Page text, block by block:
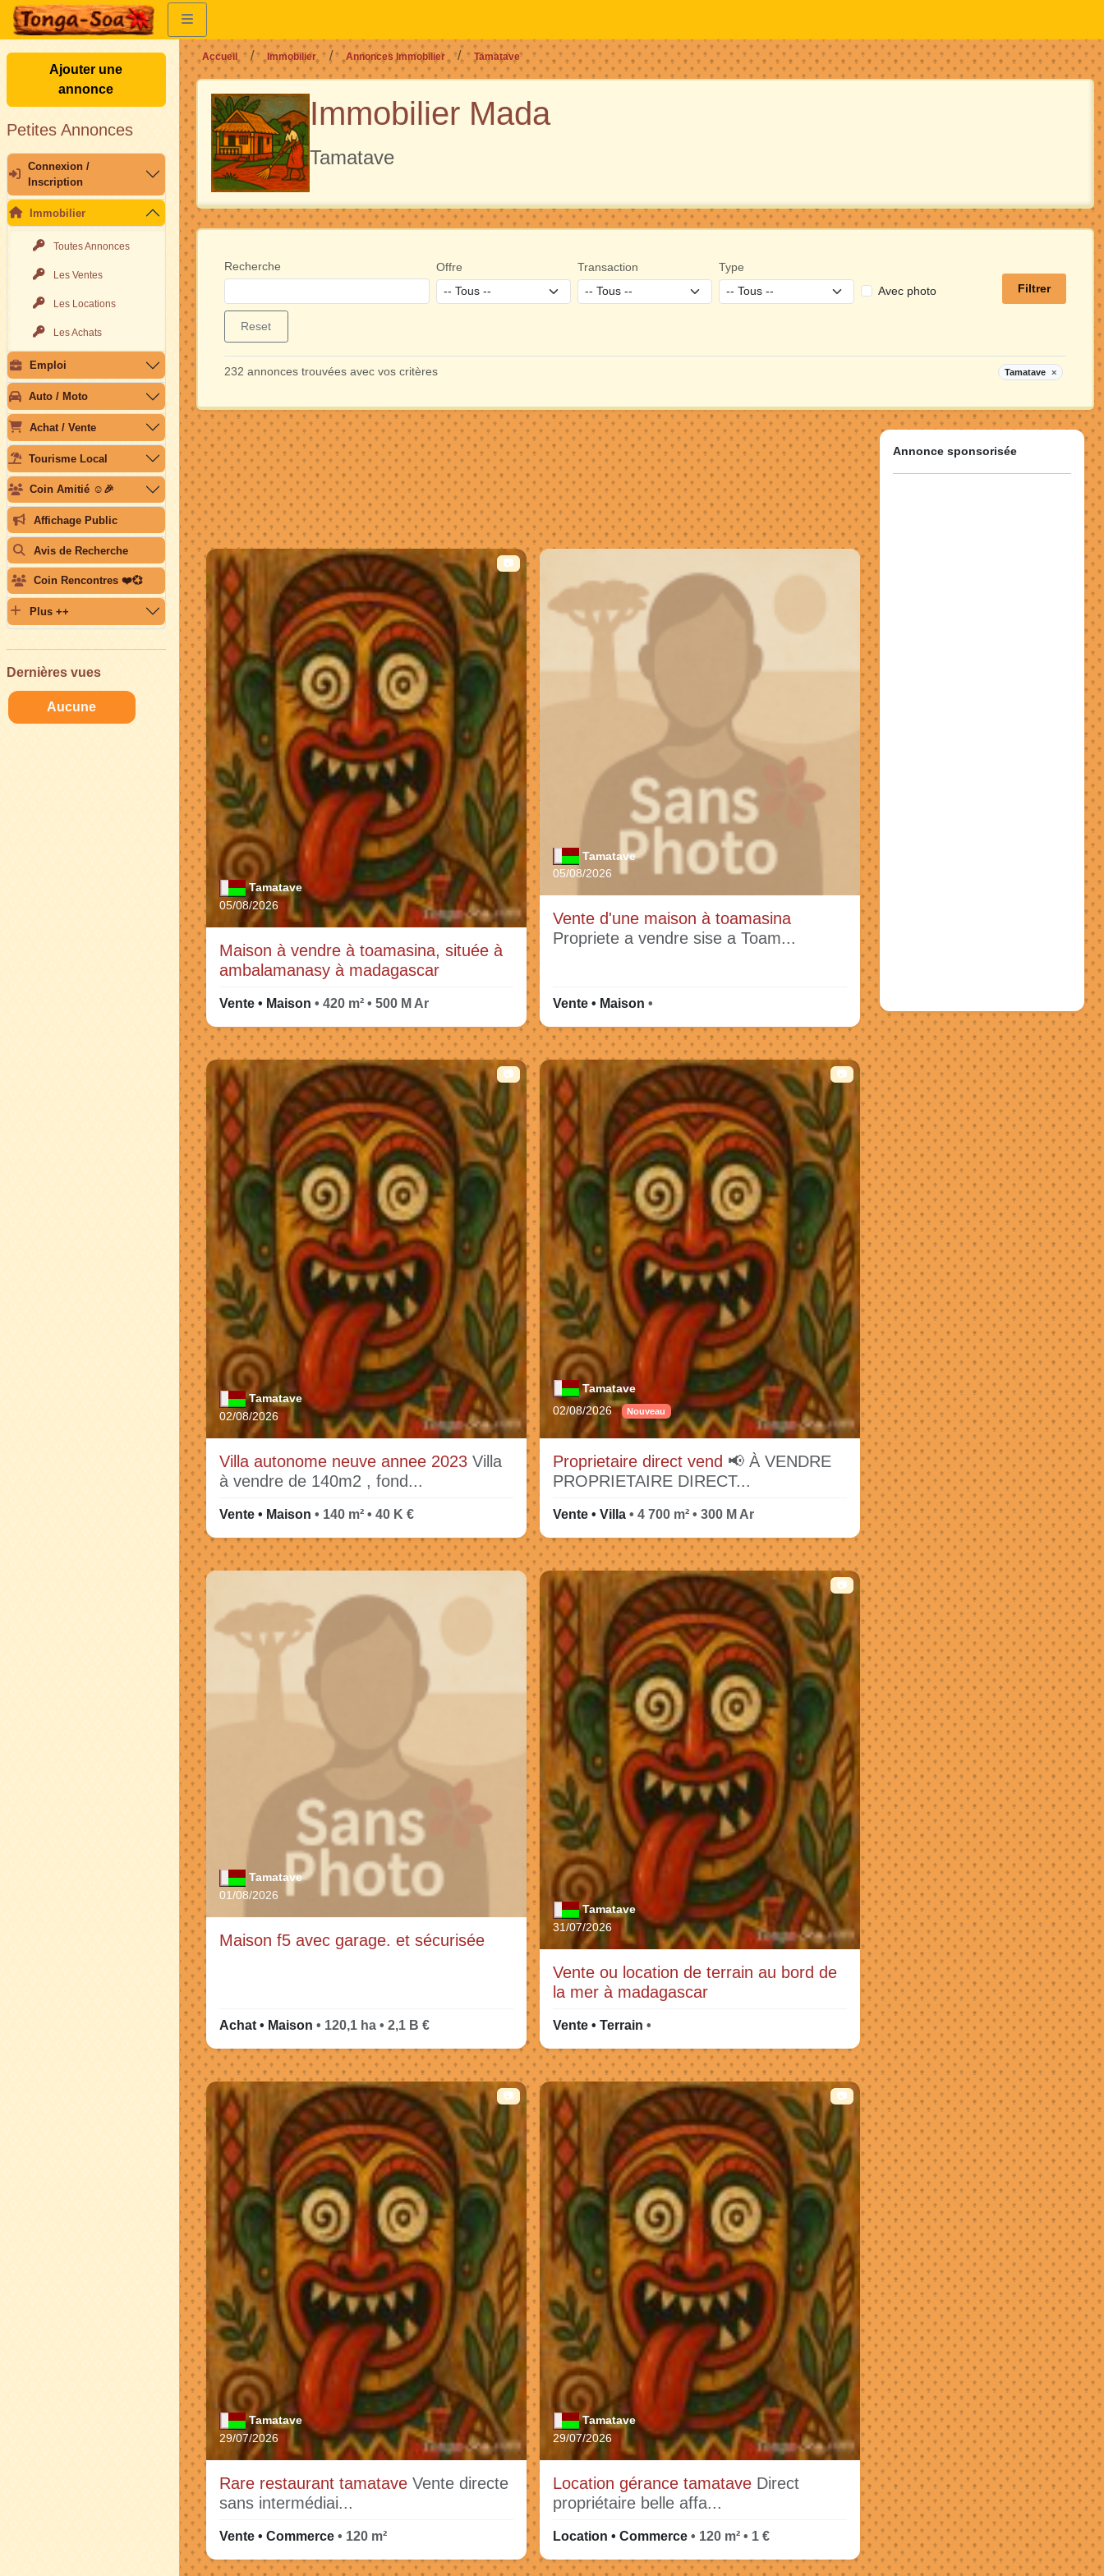
Ajouter une
annonce
Petites Annonces
Connexion /
Inscription
Immobilier
Toutes Annonces
Les Ventes
Les Locations
Les Achats
Emploi
Auto / Moto
Achat / Vente
Tourisme Local
Coin Amitié ☺️🎉
Affichage Public
Avis de Recherche
Coin Rencontres ❤️💞
Plus ++
Dernières vues
Aucune
Accueil Immobilier Annonces Immobilier Tamatave
Immobilier Mada
Tamatave
Recherche Offre Transaction
Type
Avec photo
Filtrer
Reset
232 annonces trouvées avec vos critères Tamatave ×
Tamatave
05/08/2026
📷
Maison à vendre à toamasina, située à
ambalamanasy à madagascar
Vente • Maison • 420 m² • 500 M Ar
Tamatave
05/08/2026
Vente d'une maison à toamasina
Propriete a vendre sise a Toam...
Vente • Maison •
Tamatave
02/08/2026
📷
Villa autonome neuve annee 2023 Villa
à vendre de 140m2 , fond...
Vente • Maison • 140 m² • 40 K €
Tamatave
02/08/2026
Nouveau
📷
Proprietaire direct vend 📢 À VENDRE
PROPRIETAIRE DIRECT...
Vente • Villa • 4 700 m² • 300 M Ar
Tamatave
01/08/2026
Maison f5 avec garage. et sécurisée
Achat • Maison • 120,1 ha • 2,1 B €
Tamatave
31/07/2026
📷
Vente ou location de terrain au bord de
la mer à madagascar
Vente • Terrain •
Tamatave
29/07/2026
📷
Rare restaurant tamatave Vente directe
sans intermédiai...
Vente • Commerce • 120 m²
Tamatave
29/07/2026
📷
Location gérance tamatave Direct
propriétaire belle affa...
Location • Commerce • 120 m² • 1 €
Annonce sponsorisée